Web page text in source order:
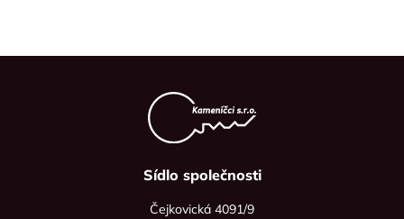
Sídlo společnosti
Čejkovická 4091/9